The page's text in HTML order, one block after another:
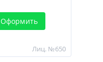
Оформить
Лиц. №650